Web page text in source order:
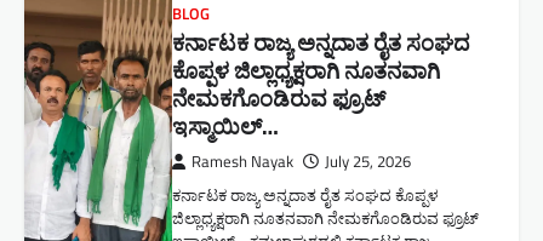
BLOG
ಕರ್ನಾಟಕ ರಾಜ್ಯ ಅನ್ನದಾತ ರೈತ ಸಂಘದ
ಕೊಪ್ಪಳ ಜಿಲ್ಲಾಧ್ಯಕ್ಷರಾಗಿ ನೂತನವಾಗಿ
ನೇಮಕಗೊಂಡಿರುವ ಫ್ರೂಟ್
ಇಸ್ಮಾಯಿಲ್…
Ramesh Nayak July 25, 2026
ಕರ್ನಾಟಕ ರಾಜ್ಯ ಅನ್ನದಾತ ರೈತ ಸಂಘದ ಕೊಪ್ಪಳ
ಜಿಲ್ಲಾಧ್ಯಕ್ಷರಾಗಿ ನೂತನವಾಗಿ ನೇಮಕಗೊಂಡಿರುವ ಫ್ರೂಟ್